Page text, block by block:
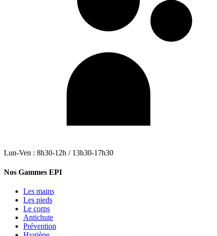
Lun-Ven : 8h30-12h / 13h30-17h30
Nos Gammes EPI
Les mains
Les pieds
Le corps
Antichute
Prévention